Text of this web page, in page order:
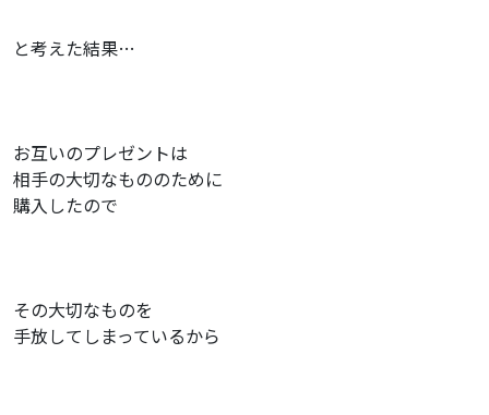
と考えた結果…
お互いのプレゼントは
相手の大切なもののために
購入したので
その大切なものを
手放してしまっているから